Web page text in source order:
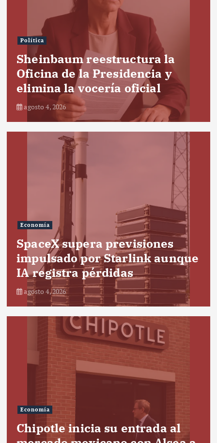
Política
Sheinbaum reestructura la
Oficina de la Presidencia y
elimina la vocería oficial
agosto 4, 2026
Economía
SpaceX supera previsiones
impulsado por Starlink aunque
IA registra pérdidas
agosto 4, 2026
Economía
Chipotle inicia su entrada al